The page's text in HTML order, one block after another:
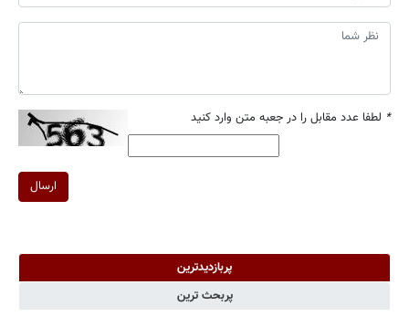
* لطفا عدد مقابل را در جعبه متن وارد کنید
ارسال
پربازدیدترین
پربحث ترین